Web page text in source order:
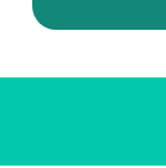
och nog...